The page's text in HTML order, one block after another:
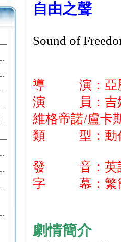
自由之聲
Sound of
導 演：亞歷
演 員：吉姆
維格帝諾/盧卡
類 型：動作
發 音：英
字 幕：繁簡
劇情簡介